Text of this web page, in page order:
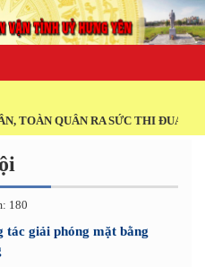
QUÂN RA SỨC THI ĐUA THỰC
180
tác giải phóng mặt bằng